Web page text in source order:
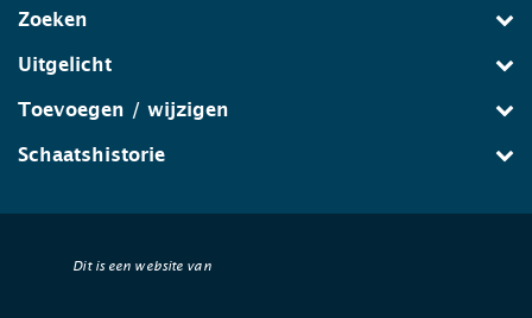
Zoeken
Uitgelicht
Toevoegen / wijzigen
Schaatshistorie
Dit is een website van